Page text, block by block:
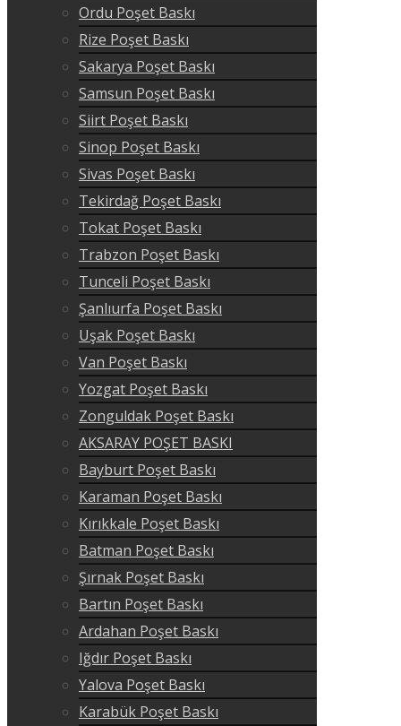
Ordu Poşet Baskı
Rize Poşet Baskı
Sakarya Poşet Baskı
Samsun Poşet Baskı
Siirt Poşet Baskı
Sinop Poşet Baskı
Sivas Poşet Baskı
Tekirdağ Poşet Baskı
Tokat Poşet Baskı
Trabzon Poşet Baskı
Tunceli Poşet Baskı
Şanlıurfa Poşet Baskı
Uşak Poşet Baskı
Van Poşet Baskı
Yozgat Poşet Baskı
Zonguldak Poşet Baskı
AKSARAY POŞET BASKI
Bayburt Poşet Baskı
Karaman Poşet Baskı
Kırıkkale Poşet Baskı
Batman Poşet Baskı
Şırnak Poşet Baskı
Bartın Poşet Baskı
Ardahan Poşet Baskı
Iğdır Poşet Baskı
Yalova Poşet Baskı
Karabük Poşet Baskı